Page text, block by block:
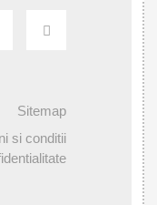
Sitemap
si conditii